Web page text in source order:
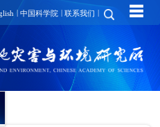
| 中国科学院 | 联系我们 | ☰